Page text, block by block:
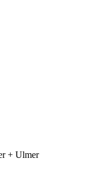
+ Ulmer